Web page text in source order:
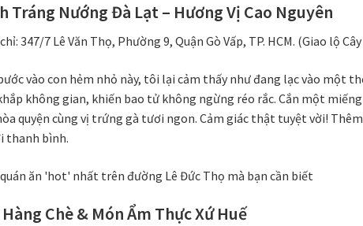
Tráng Nướng Đà Lạt – Hương Vị Cao Nguyên
347/7 Lê Văn Thọ, Phường 9, Quận Gò Vấp, TP. HCM. (Giao lộ
vào con hẻm nhỏ này, tôi lại cảm thấy như đang lạc vào một
không gian, khiến bao tử không ngừng réo rắc. Cắn một
quyện cùng vị trứng gà tươi ngon. Cảm giác thật tuyệt vời!
thanh bình.
Hàng Chè & Món Ẩm Thực Xứ Huế